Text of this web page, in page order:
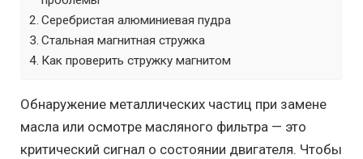
Серебристая алюминиевая пудра
Стальная магнитная стружка
Как проверить стружку магнитом
Обнаружение металлических частиц при замене
масла или осмотре масляного фильтра — это
критический сигнал о состоянии двигателя. Чтобы